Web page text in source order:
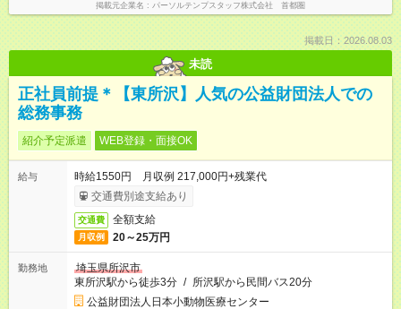
掲載元企業名 パーソルテンプスタッフ株式会社 首都圏
掲載日：2026.08.03
未読
正社員前提＊【東所沢】人気の公益財団法人での
総務事務
紹介予定派遣 WEB登録・面接OK
給与
時給1550円 月収例 217,000円+残業代
交通費別途支給あり
交通費 全額支給
月収例 20～25万円
勤務地
埼玉県所沢市
東所沢駅から徒歩3分 / 所沢駅から民間バス20分
公益財団法人日本小動物医療センター